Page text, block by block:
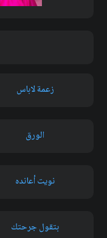
زعمة لاباس
الورق
نويت أعانده
بتقول جرحتك